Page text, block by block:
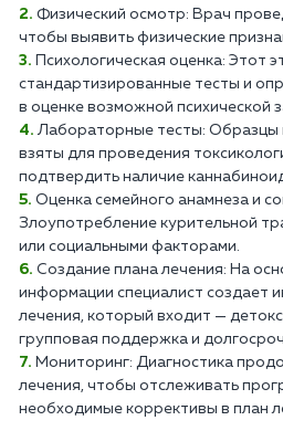
Физический осмотр: Врач
чтобы выявить физические
Психологическая оценка: Этот
стандартизированные тесты и
в оценке возможной психической
Лабораторные тесты: Образцы
взяты для проведения
подтвердить наличие
Оценка семейного анамнеза и
Злоупотребление курительной
или социальными факторами.
Создание плана лечения: На
информации специалист создает
лечения, который входит —
групповая поддержка и
Мониторинг: Диагностика
лечения, чтобы отслеживать
необходимые коррективы в план